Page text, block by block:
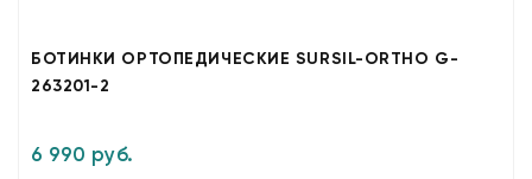
БОТИНКИ ОРТОПЕДИЧЕСКИЕ SURSIL-ORTHO G-
263201-2
6 990 руб.